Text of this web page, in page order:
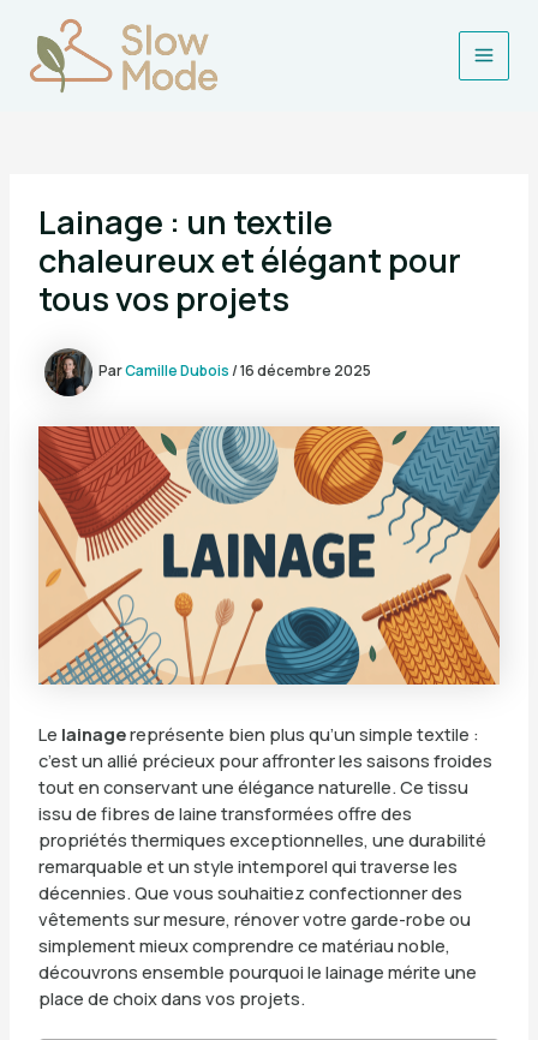
contenu
Main
Lainage : un textile
chaleureux et élégant pour
tous vos projets
ParCamille Dubois/16 décembre 2025
Le lainagereprésente bien plus qu’un simple textile :
c’est un allié précieux pour affronter les saisons froides
tout en conservant une élégance naturelle. Ce tissu
issu de fibres de laine transformées offre des
propriétés thermiques exceptionnelles, une durabilité
remarquable et un style intemporel qui traverse les
décennies. Que vous souhaitiez confectionner des
vêtements sur mesure, rénover votre garde-robe ou
simplement mieux comprendre ce matériau noble,
découvrons ensemble pourquoi le lainage mérite une
place de choix dans vos projets.